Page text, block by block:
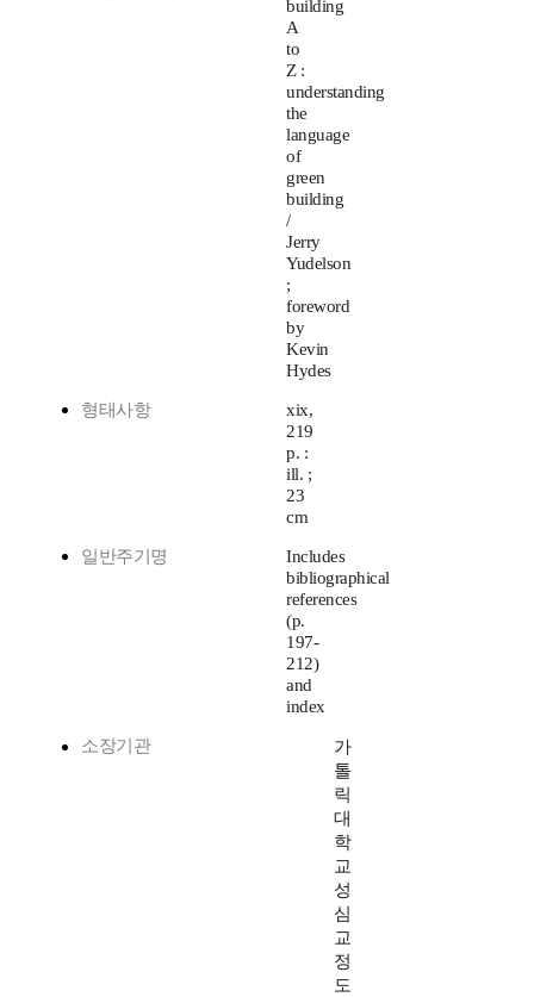
building
A
to
Z :
understanding
the
language
of
green
building
/
Jerry
Yudelson
;
foreword
by
Kevin
Hydes
형태사항
xix,
219
p. :
ill. ;
23
cm
일반주기명
Includes
bibliographical
references
(p.
197-
212)
and
index
소장기관
가
톨
릭
대
학
교
성
심
교
정
도